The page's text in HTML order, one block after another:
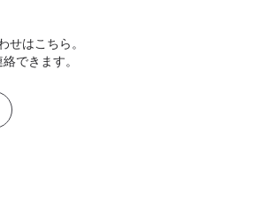
せはこちら。
できます。